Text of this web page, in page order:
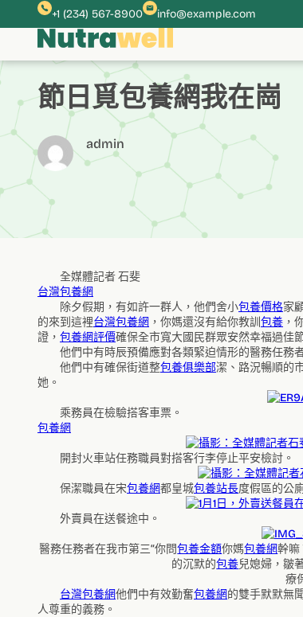
至
要
內
+1 (234) 567-8900 info@example.com
節日覓包養網我在崗
admin
全媒體記者 石斐
台灣包養網
除夕假期，有如許一群人，他們舍小包養價格家
的來到這裡台灣包養網 ，你媽還沒有給你教訓包養 ，
證， 包養網評價確保全市寬大國民群眾安然幸福過佳
他們中有時辰預備應對各類緊迫情形的醫務任務
他們中有確保街道整包養俱樂部潔、路況暢順的
她。
乘務員在檢驗搭客車票。
包養網
開封火車站任務職員對搭客行李停止平安檢討。
保潔職員在宋包養網都皇城包養站長度假區的公
外賣員在送餐途中。
醫務任務者在我市第三“你問包養金額你媽包養網幹嘛
的沉默的包養兒媳婦，皺
療
台灣包養網他們中有效勤奮包養網的雙手默默無
人尊重的義務。